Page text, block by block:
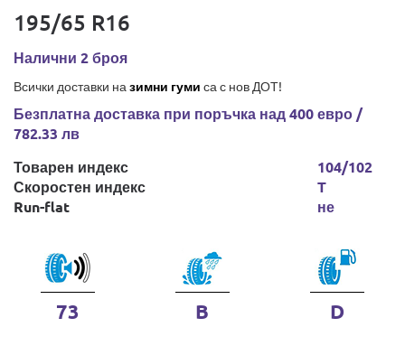
195/65 R16
Налични 2 броя
Всички доставки на зимни гуми са с нов ДОТ!
Безплатна доставка при поръчка над 400 евро /
782.33 лв
Товарен индекс
Скоростен индекс
Run-flat
104/102
T
не
73 B D